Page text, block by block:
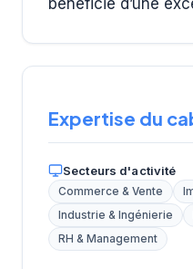
Expertise du
Secteurs d'activité
Commerce & Vente
Industrie & Ingénierie
RH & Management